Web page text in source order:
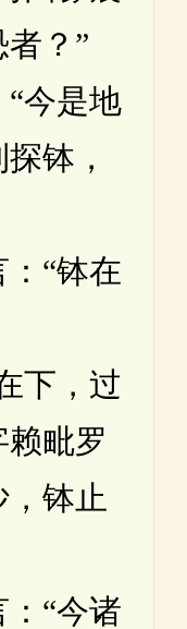
？”
今是地
钵，
“钵在
，过
毗罗
钵止
“今诸